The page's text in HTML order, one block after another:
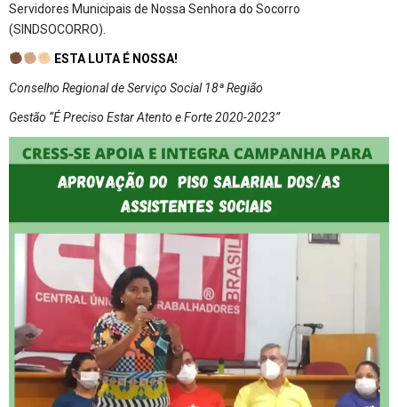
Servidores Municipais de Nossa Senhora do Socorro
(SINDSOCORRO).
ESTA LUTA É NOSSA!
Conselho Regional de Serviço Social 18ª Região
Gestão “É Preciso Estar Atento e Forte 2020-2023”